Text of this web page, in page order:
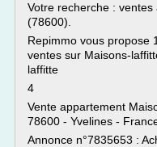
Votre recherche :
(78600).
Repimmo vous propose
ventes sur Maisons-
laffitte
4
Vente appartement
78600 - Yvelines -
Annonce n°7835653 :